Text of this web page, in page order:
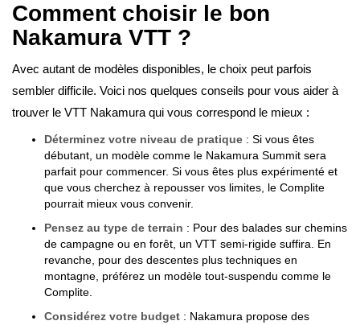
Comment choisir le bon
Nakamura VTT ?
Avec autant de modèles disponibles, le choix peut parfois
sembler difficile. Voici nos quelques conseils pour vous aider à
trouver le VTT Nakamura qui vous correspond le mieux :
Déterminez votre niveau de pratique : Si vous êtes
débutant, un modèle comme le Nakamura Summit sera
parfait pour commencer. Si vous êtes plus expérimenté et
que vous cherchez à repousser vos limites, le Complite
pourrait mieux vous convenir.
Pensez au type de terrain : Pour des balades sur chemins
de campagne ou en forêt, un VTT semi-rigide suffira. En
revanche, pour des descentes plus techniques en
montagne, préférez un modèle tout-suspendu comme le
Complite.
Considérez votre budget : Nakamura propose des